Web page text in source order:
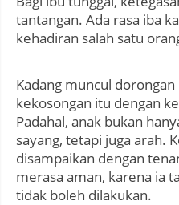
tantangan. Ada rasa iba
kehadiran salah satu
Kadang muncul
kekosongan itu dengan
Padahal, anak bukan
sayang, tetapi juga arah.
disampaikan dengan
merasa aman, karena ia
tidak boleh dilakukan.